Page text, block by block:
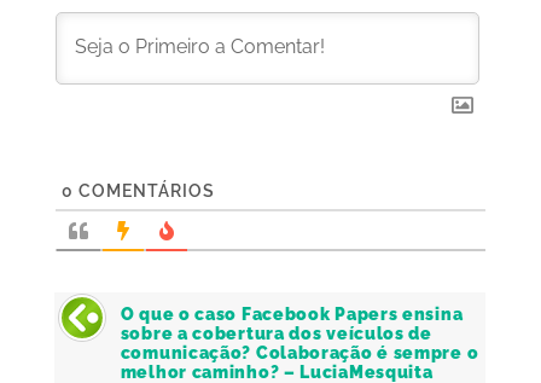
0 COMENTÁRIOS
O que o caso Facebook Papers ensina
sobre a cobertura dos veículos de
comunicação? Colaboração é sempre o
melhor caminho? – LuciaMesquita